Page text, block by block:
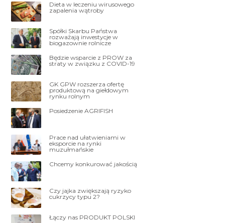
Dieta w leczeniu wirusowego
zapalenia wątroby
Spółki Skarbu Państwa
rozważają inwestycje w
biogazownie rolnicze
Będzie wsparcie z PROW za
straty w związku z COVID-19
GK GPW rozszerza ofertę
produktową na giełdowym
rynku rolnym
Posiedzenie AGRIFISH
Prace nad ułatwieniami w
eksporcie na rynki
muzułmańskie
Chcemy konkurować jakością
Czy jajka zwiększają ryzyko
cukrzycy typu 2?
Łączy nas PRODUKT POLSKI